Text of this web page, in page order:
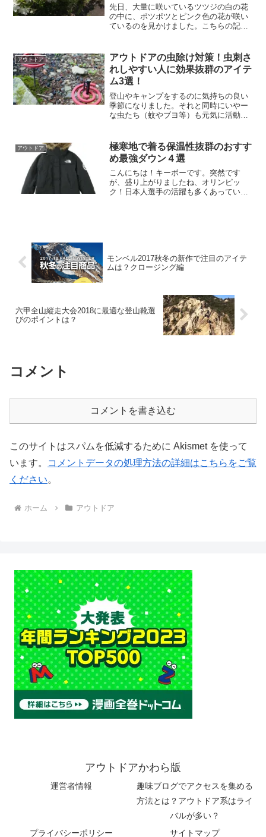
先日、大量に咲いているツツジの白の花
の中に、ポツポツとピンク色の花が咲い
ているのを見かけました。こちらの記事
す。
アウトドア
アウトドアの虫除け対策！虫刺さ
れしやすい人に効果抜群のアイテ
ム3選！
登山やキャンプをするのに気持ちの良い
季節になりました。それと同時にいやー
な虫たち（蚊やブヨ等）も元気に活動を
す。今回はそんないや〜な虫を近づけな
いおすすめアイテムをご紹介...
アウトドア
極寒地で着る保温性抜群のおすす
め最強ダウン４選
こんにちは！キーボーです。突然です
が、盛り上がりましたね、オリンピッ
ク！日本人選手の活躍も多くあっていい
モンベル2017秋冬の新作で注目のアイテ
ムは？クロージング編
六甲全山縦走大会2018に最適な登山靴選
びのポイントは？
コメント
コメントを書き込む
このサイトはスパムを低減するために Akismet を使って
います。
コメントデータの処理方法の詳細はこちらをご覧
ください。
ホーム アウトドア
アウトドアかわら版
運営者情報
趣味ブログでアクセスを集める
方法とは？アウトドア系はライ
バルが多い？
プライバシーポリシー
サイトマップ